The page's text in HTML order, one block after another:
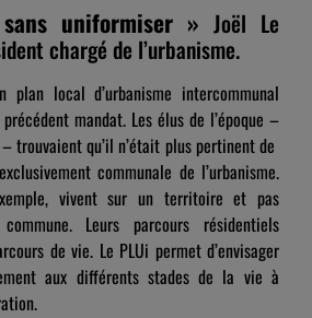
uniformiser » Joël Le
chargé de l’urbanisme.
plan local d’urbanisme intercommunal
mandat. Les élus de l’époque –
trouvaient qu’il n’était plus pertinent de
communale de l’urbanisme.
vivent sur un territoire et pas
Leurs parcours résidentiels
de vie. Le PLUi permet d’envisager
aux différents stades de la vie à